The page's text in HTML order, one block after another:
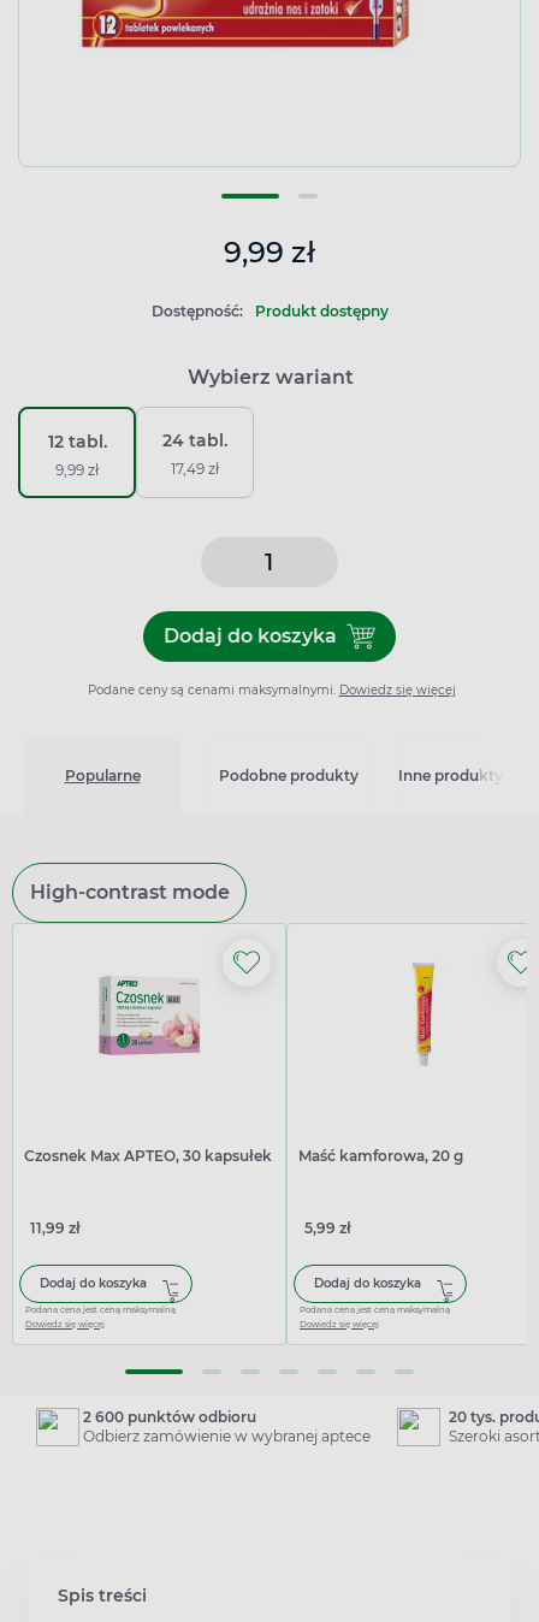
9,99 zł
Dostępność: Produkt dostępny
Wybierz wariant
12 tabl.
9,99 zł
24 tabl.
17,49 zł
Dodaj do koszykaDodaj do koszyka
Podane ceny są cenami maksymalnymi. Dowiedz się więcej
Popularne Podobne produkty Inne produkty z
High-contrast mode
Czosnek Max APTEO, 30 kapsułek
11,99 zł
Dodaj do koszyka
Podana cena jest ceną maksymalną
Dowiedz się więcej
Maść kamforowa, 20 g
5,99 zł
Dodaj do koszyka
Podana cena jest ceną maksymalną
Dowiedz się więcej
2 600 punktów odbioru
Odbierz zamówienie w wybranej aptece
20 tys.
Szeroki
Spis treści